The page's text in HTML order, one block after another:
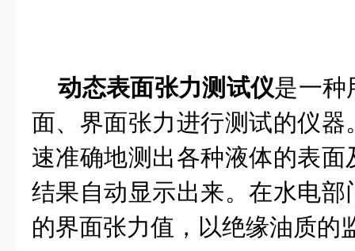
动态表面张力测试仪是一种
面、界面张力进行测试的仪
速准确地测出各种液体的表
结果自动显示出来。在水电
的界面张力值，以绝缘油质的